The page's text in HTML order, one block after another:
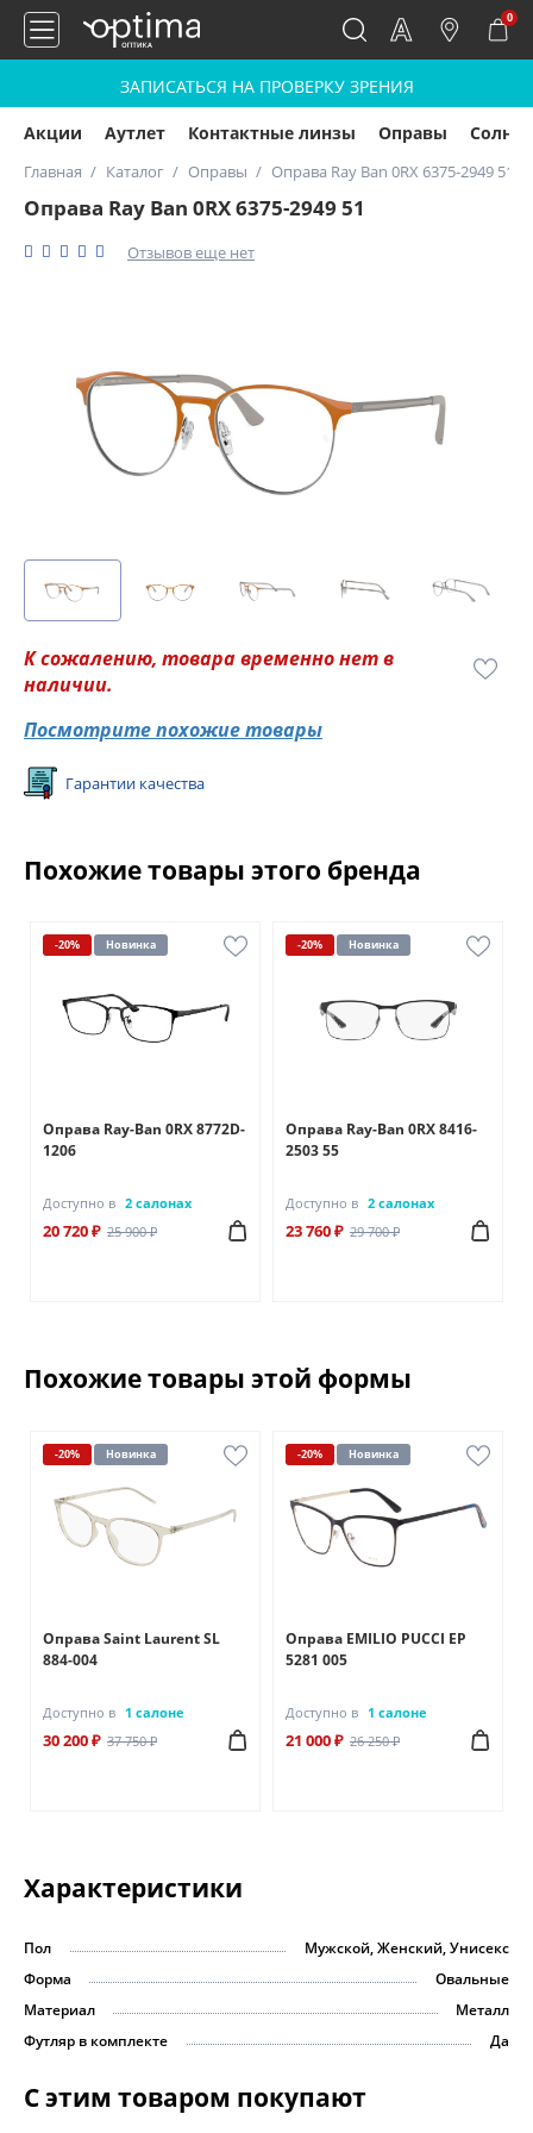
0
ЗАПИСАТЬСЯ НА ПРОВЕРКУ ЗРЕНИЯ
Акции Аутлет Контактные линзы Оправы
Главная Каталог Оправы Оправа Ray Ban 0RX 6375-2949 51
Оправа Ray Ban 0RX 6375-2949 51
Отзывов еще нет
К сожалению, товара временно нет в
наличии.
Посмотрите похожие товары
Гарантии качества
Похожие товары этого бренда
-20% Новинка
Оправа Ray-Ban 0RX 8772D-
1206
Доступно в 2 салонах
20 720 ₽ 25 900 ₽
-20% Новинка
Оправа Ray-Ban 0RX 8416-
2503 55
Доступно в 2 салонах
23 760 ₽ 29 700 ₽
Похожие товары этой формы
-20% Новинка
Оправа Saint Laurent SL
884-004
Доступно в 1 салоне
30 200 ₽ 37 750 ₽
-20% Новинка
Оправа EMILIO PUCCI EP
5281 005
Доступно в 1 салоне
21 000 ₽ 26 250 ₽
Характеристики
Пол
Мужской, Женский, Унисекс
Форма
Овальные
Материал
Металл
Футляр в комплекте
Да
С этим товаром покупают